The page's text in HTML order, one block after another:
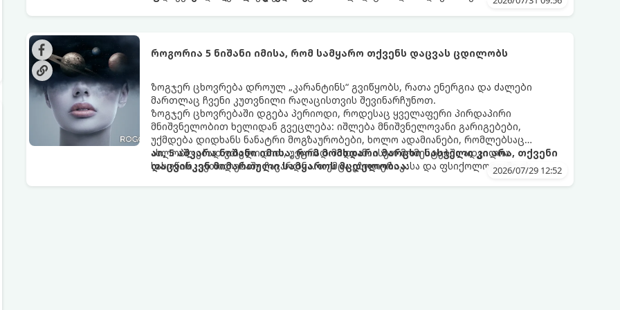
როგორია 5 ნიშანი იმისა, რომ სამყარო თქვენს დაცვას ცდილობს
ზოგჯერ ცხოვრება დროულ „კარანტინს“ გვიწყობს, რათა ენერგია და ძალები
მართლაც ჩვენი კუთვნილი რაღაცისთვის შევინარჩუნოთ.
ზოგჯერ ცხოვრებაში დგება პერიოდი, როდესაც ყველაფერი პირდაპირი
მნიშვნელობით ხელიდან გვეცლება: იშლება მნიშვნელოვანი გარიგებები,
უქმდება დიდხანს ნანატრი მოგზაურობები, ხოლო ადამიანები, რომლებსაც
ახლობლებად ვთვლიდით, უეცრად მიდიან. ასეთ მომენტებში ადვილია
სასოწარკვეთილებაში ჩავარდნა. თუმცა ეზოთერიკასა და ფსიქოლოგიაში ეს
აი, 5 აშკარა ნიშანი იმისა, რომ მომხდარი მარცხი სასჯელი კი არა, თქვენი
დაცვისკენ მიმართული სამყაროს მცდელობაა:
2026/07/29 12:52